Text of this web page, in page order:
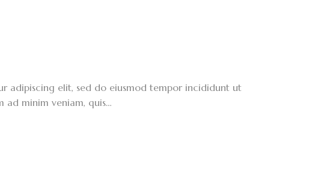
adipiscing elit, sed do eiusmod tempor incididunt ut
ad minim veniam, quis…